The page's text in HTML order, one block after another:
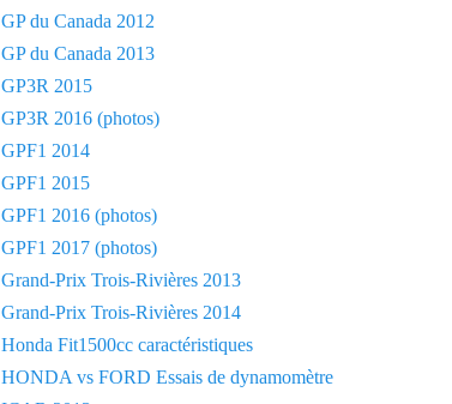
GP du Canada 2012
GP du Canada 2013
GP3R 2015
GP3R 2016 (photos)
GPF1 2014
GPF1 2015
GPF1 2016 (photos)
GPF1 2017 (photos)
Grand-Prix Trois-Rivières 2013
Grand-Prix Trois-Rivières 2014
Honda Fit1500cc caractéristiques
HONDA vs FORD Essais de dynamomètre